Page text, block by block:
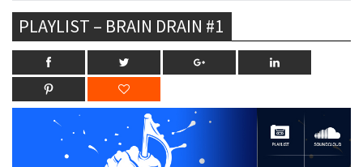
PLAYLIST – BRAIN DRAIN #1